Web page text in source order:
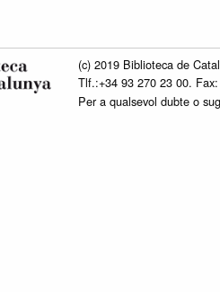
(c) 2019 Biblioteca de
Tlf.:+34 93 270 23 00.
Per a qualsevol dubte o